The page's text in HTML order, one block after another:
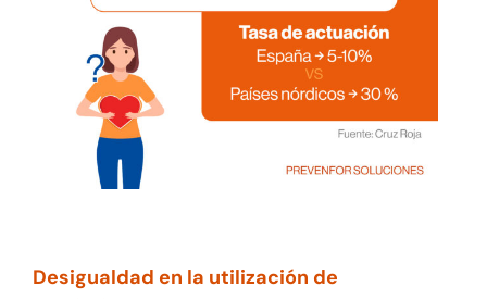
Desigualdad en la utilización de